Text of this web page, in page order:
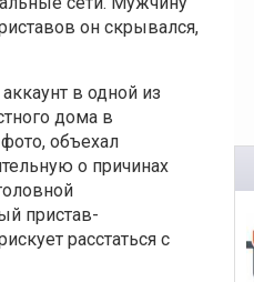
он скрывался,
в одной из
дома в
объехал
о причинах
пристав-
расстаться с